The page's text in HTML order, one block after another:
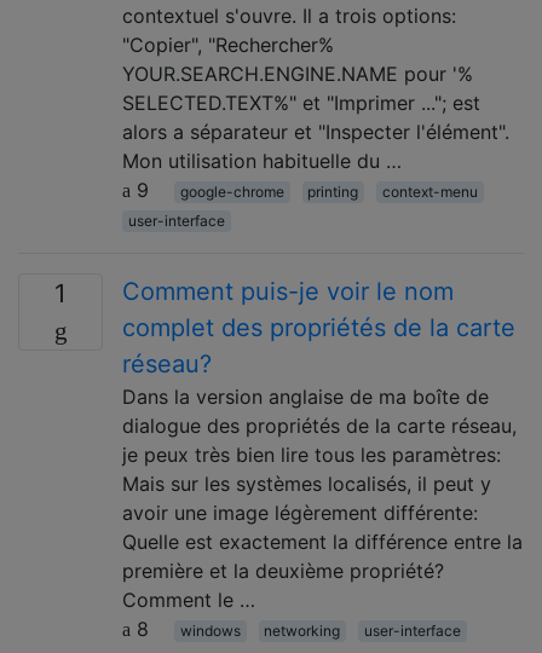
contextuel s'ouvre. Il a trois options:
"Copier", "Rechercher%
YOUR.SEARCH.ENGINE.NAME pour '%
SELECTED.TEXT%" et "Imprimer ..."; est
alors a séparateur et "Inspecter l'élément".
Mon utilisation habituelle du …
9
google-chrome printing
context-menu
user-interface
1
Comment puis-je voir le nom
complet des propriétés de la carte
réseau?
Dans la version anglaise de ma boîte de
dialogue des propriétés de la carte réseau,
je peux très bien lire tous les paramètres:
Mais sur les systèmes localisés, il peut y
avoir une image légèrement différente:
Quelle est exactement la différence entre la
première et la deuxième propriété?
Comment le …
8
windows networking user-interface